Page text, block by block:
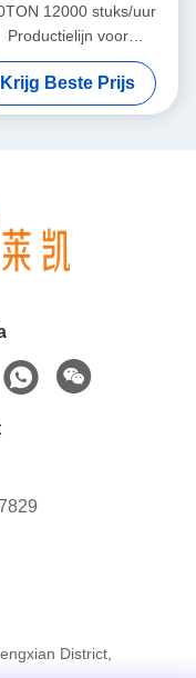
12000 stuks/uur
Productielijn voor
Krijg Beste Prijs
District,